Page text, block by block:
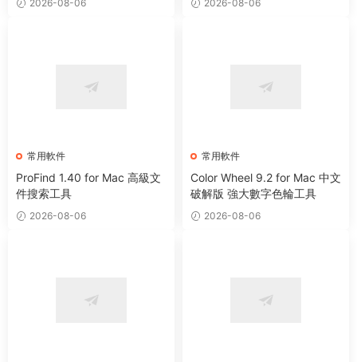
2026-08-06 2026-08-06
常用軟件
ProFind 1.40 for Mac 高級文
件搜索工具
2026-08-06
常用軟件
Color Wheel 9.2 for Mac 中文
破解版 強大數字色輪工具
2026-08-06